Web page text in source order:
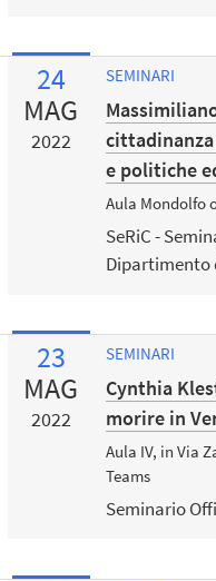
24
MAG
2022
SEMINARI
e politiche
Aula Mondolfo
SeRiC -
Dipartimento
23
MAG
2022
SEMINARI
Cynthia
morire in
Aula IV, in Via
Teams
Seminario